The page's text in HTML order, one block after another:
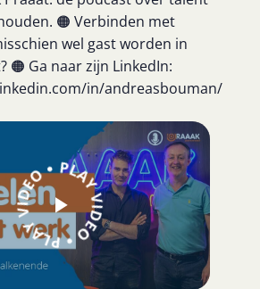
🟠 Verbinden met
wel gast worden in
🟠 Ga naar zijn LinkedIn:
in/andreasbouman/